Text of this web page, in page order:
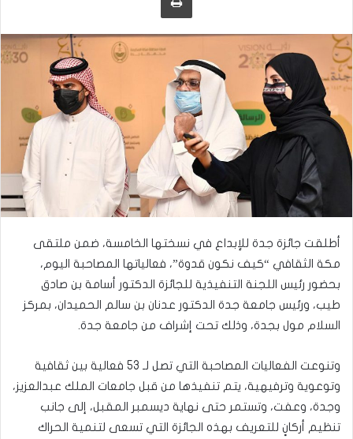
أطلقت جائزة جدة للإبداع في نسختها الخامسة، ضمن ملتقى
مكة الثقافي “كيف نكون قدوة”، فعالياتها المصاحبة اليوم،
بحضور رئيس اللجنة التنفيذية للجائزة الدكتور أسامة بن صادق
طيب، ورئيس جامعة جدة الدكتور عدنان بن سالم الحميدان، بمركز
السلام مول بجدة، وذلك تحت إشراف من جامعة جدة.
وتنوعت الفعاليات المصاحبة التي تصل لـ 53 فعالية بين ثقافية
وتوعوية وترفيهية، يتم تنفيذها من قبل جامعات الملك عبدالعزيز،
وجدة، وعفت، وتستمر حتى نهاية ديسمبر المقبل، إلى جانب
تنظيم أركانٍ للتعريف بهذه الجائزة التي تسعى لتنمية الحراك